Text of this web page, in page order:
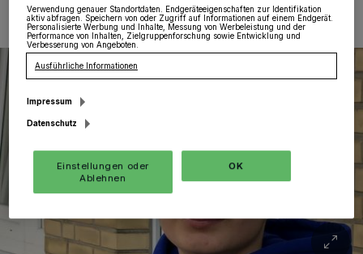
Verwendung genauer Standortdaten. Endgeräteeigenschaften zur Identifikation
aktiv abfragen. Speichern von oder Zugriff auf Informationen auf einem Endgerät.
Personalisierte Werbung und Inhalte, Messung von Werbeleistung und der
Performance von Inhalten, Zielgruppenforschung sowie Entwicklung und
Verbesserung von Angeboten.
Ausführliche Informationen
Impressum
Datenschutz
Einstellungen oder
Ablehnen
OK